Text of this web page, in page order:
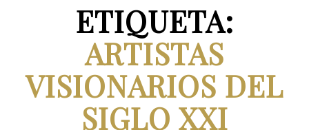
ETIQUETA:
ARTISTAS
VISIONARIOS DEL
SIGLO XXI